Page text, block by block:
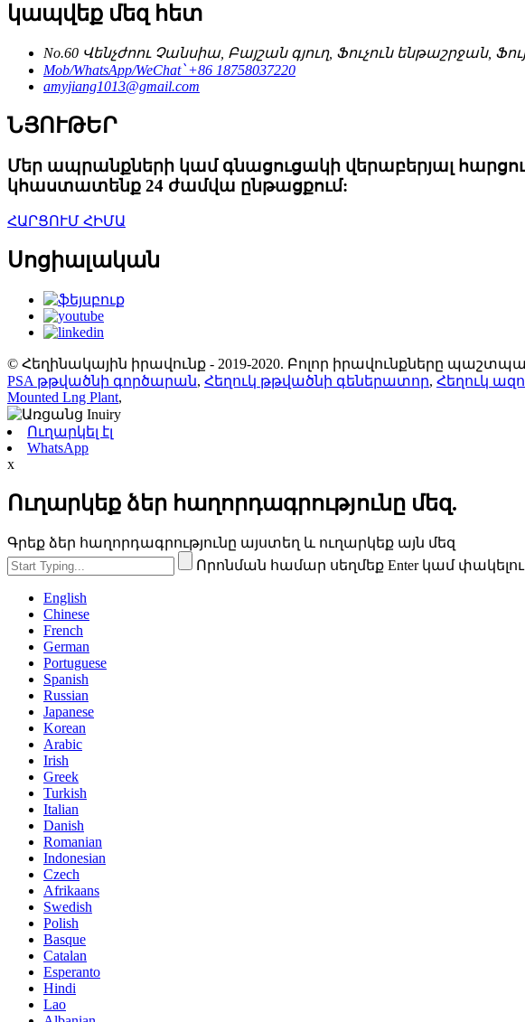
կապվեք մեզ հետ
No.60 Վենչժոու Չանսիա, Բայշան գյուղ, Ֆուչուն
Mob/WhatsApp/WeChat՝ +86 18758037220
amyjiang1013@gmail.com
ՆՅՈՒԹԵՐ
Մեր ապրանքների կամ գնացուցակի վերաբերյալ
կհաստատենք 24 ժամվա ընթացքում:
ՀԱՐՑՈՒՄ ՀԻՄԱ
Սոցիալական
© Հեղինակային իրավունք - 2019-2020. Բոլոր իրավունքները
PSA թթվածնի գործարան, Հեղուկ թթվածնի գեներատոր, Հեղուկ
Mounted Lng Plant,
Ուղարկել էլ
WhatsApp
x
Ուղարկեք ձեր հաղորդագրությունը մեզ.
Գրեք ձեր հաղորդագրությունը այստեղ և ուղարկեք այն մեզ
Որոնման համար սեղմեք Enter կամ
English
Chinese
French
German
Portuguese
Spanish
Russian
Japanese
Korean
Arabic
Irish
Greek
Turkish
Italian
Danish
Romanian
Indonesian
Czech
Afrikaans
Swedish
Polish
Basque
Catalan
Esperanto
Hindi
Lao